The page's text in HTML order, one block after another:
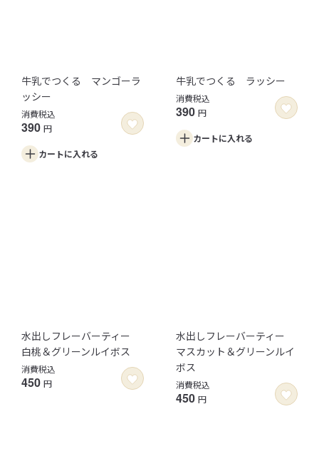
牛乳でつくる マンゴーラ
ッシー
消費税込
390 円
カートに入れる
牛乳でつくる ラッシー
消費税込
390 円
カートに入れる
水出しフレーバーティー
白桃＆グリーンルイボス
消費税込
450 円
水出しフレーバーティー
マスカット＆グリーンルイ
ボス
消費税込
450 円